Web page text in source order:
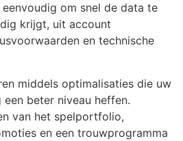
om snel de data te
krijgt, uit account
en technische
middels optimalisaties die uw
beter niveau heffen.
van het spelportfolio,
en een trouwprogramma